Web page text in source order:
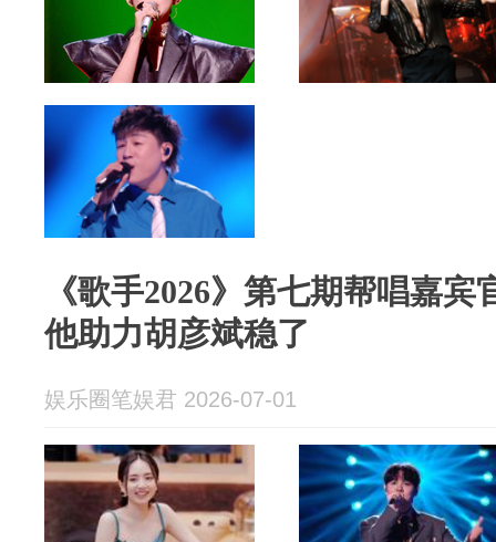
《歌手2026》第七期帮唱嘉
他助力胡彦斌稳了
娱乐圈笔娱君 2026-07-01